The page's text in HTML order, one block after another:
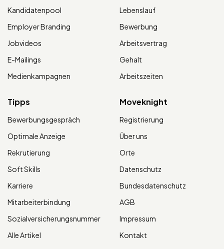
Kandidatenpool
Employer Branding
Jobvideos
E-Mailings
Medienkampagnen
Lebenslauf
Bewerbung
Arbeitsvertrag
Gehalt
Arbeitszeiten
Tipps
Bewerbungsgespräch
Optimale Anzeige
Rekrutierung
Soft Skills
Karriere
Mitarbeiterbindung
Sozialversicherungsnummer
Alle Artikel
Moveknight
Registrierung
Über uns
Orte
Datenschutz
Bundesdatenschutz
AGB
Impressum
Kontakt